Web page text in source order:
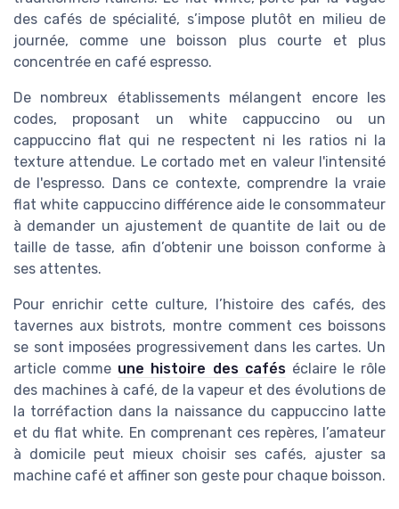
des cafés de spécialité, s’impose plutôt en milieu de
journée, comme une boisson plus courte et plus
concentrée en café espresso.
De nombreux établissements mélangent encore les
codes, proposant un white cappuccino ou un
cappuccino flat qui ne respectent ni les ratios ni la
texture attendue. Le cortado met en valeur l'intensité
de l'espresso. Dans ce contexte, comprendre la vraie
flat white cappuccino différence aide le consommateur
à demander un ajustement de quantite de lait ou de
taille de tasse, afin d’obtenir une boisson conforme à
ses attentes.
Pour enrichir cette culture, l’histoire des cafés, des
tavernes aux bistrots, montre comment ces boissons
se sont imposées progressivement dans les cartes. Un
article comme une histoire des caféséclaire le rôle
des machines à café, de la vapeur et des évolutions de
la torréfaction dans la naissance du cappuccino latte
et du flat white. En comprenant ces repères, l’amateur
à domicile peut mieux choisir ses cafés, ajuster sa
machine café et affiner son geste pour chaque boisson.